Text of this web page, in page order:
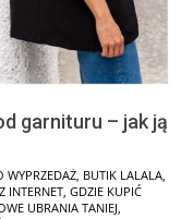
garnituru – jak ją
WYPRZEDAŻ, BUTIK LALALA,
INTERNET, GDZIE KUPIĆ
UBRANIA TANIEJ,